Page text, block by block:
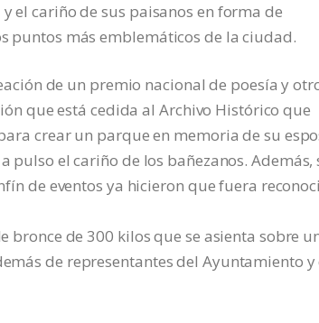
el cariño de sus paisanos en forma de
puntos más emblemáticos de la ciudad.
de un premio nacional de poesía y
que está cedida al Archivo Histórico que
crear un parque en memoria de su
el cariño de los bañezanos. Además,
de eventos ya hicieron que fuera
bronce de 300 kilos que se asienta sobre
de representantes del Ayuntamiento y